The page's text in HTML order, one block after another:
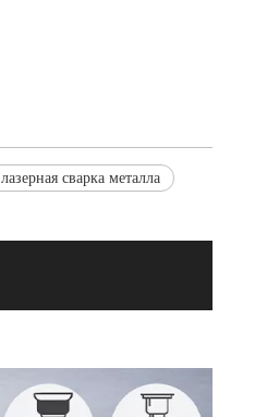
лазерная сварка металла